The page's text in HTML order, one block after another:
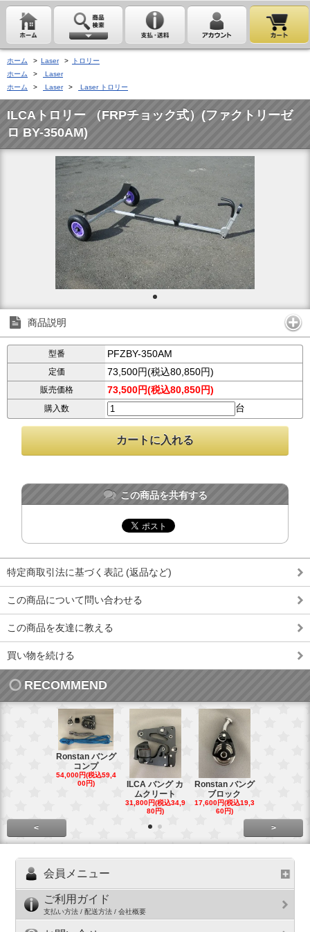
ホーム > Laser >
トロリー
ホーム
>
Laser
ホーム
> Laser > Laser トロリー
ILCAトロリー （FRPチョック式）(ファクトリーゼ
ロ BY-350AM)
商品説明
型番 PFZBY-350AM
定価 73,500円(税込80,850円)
販売価格 73,500円(税込80,850円)
購入数 台
この商品を共有する
特定商取引法に基づく表記 (返品など)
この商品について問い合わせる
この商品を友達に教える
買い物を続ける
RECOMMEND
Ronstan バング
コンプ
54,000円(税込59,4
00円)
ILCA バング カ
ムクリート
31,800円(税込34,9
80円)
Ronstan バング
ブロック
17,600円(税込19,3
60円)
< >
会員メニュー
ご利用ガイド
支払い方法 / 配送方法 / 会社概要